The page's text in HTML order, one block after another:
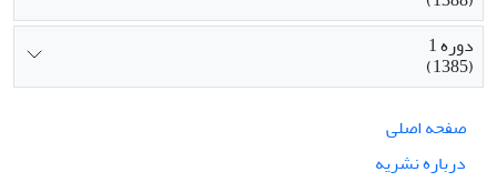
دوره 1
(1385)
صفحه اصلی
درباره نشریه